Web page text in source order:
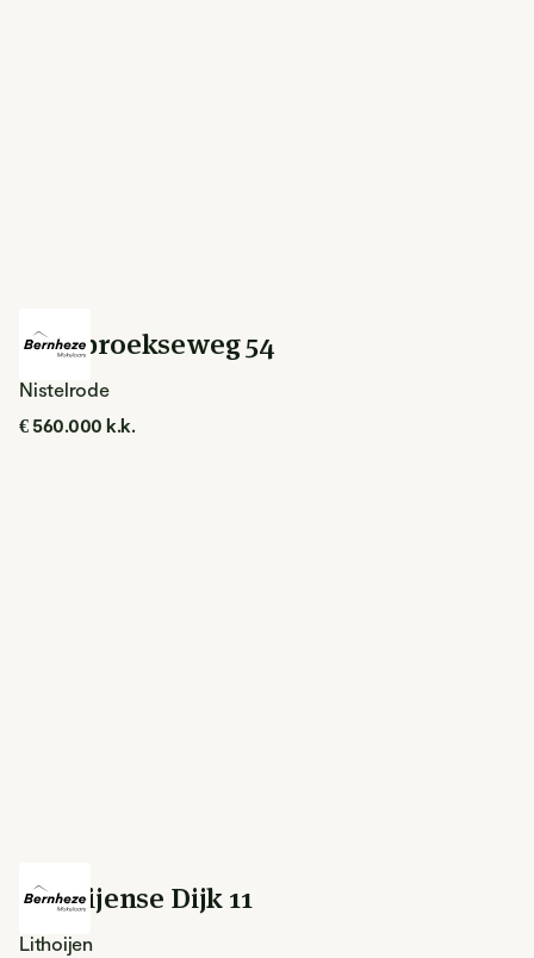
Loosbroekseweg 54
Nistelrode
€ 560.000 k.k.
Lithoijense Dijk 11
Lithoijen